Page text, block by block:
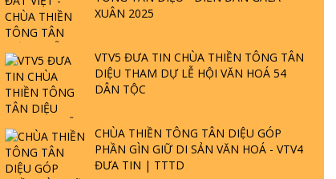
XUÂN 2025
VTV5 ĐƯA TIN CHÙA THIỀN TÔNG TÂN
DIỆU THAM DỰ LỄ HỘI VĂN HOÁ 54
DÂN TỘC
CHÙA THIỀN TÔNG TÂN DIỆU GÓP
PHẦN GÌN GIỮ DI SẢN VĂN HOÁ - VTV4
ĐƯA TIN | TTTD